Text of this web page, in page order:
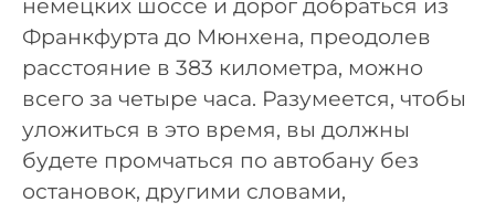
немецких шоссе и дорог добраться из
Франкфурта до Мюнхена, преодолев
расстояние в 383 километра, можно
всего за четыре часа. Разумеется, чтобы
уложиться в это время, вы должны
будете промчаться по автобану без
остановок, другими словами,